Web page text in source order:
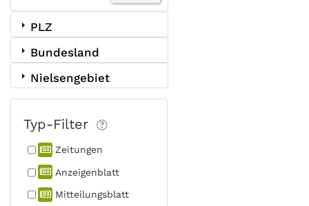
PLZ
Bundesland
Nielsengebiet
Typ-Filter
Zeitungen
Anzeigen­blatt
Mitteilungs­blatt